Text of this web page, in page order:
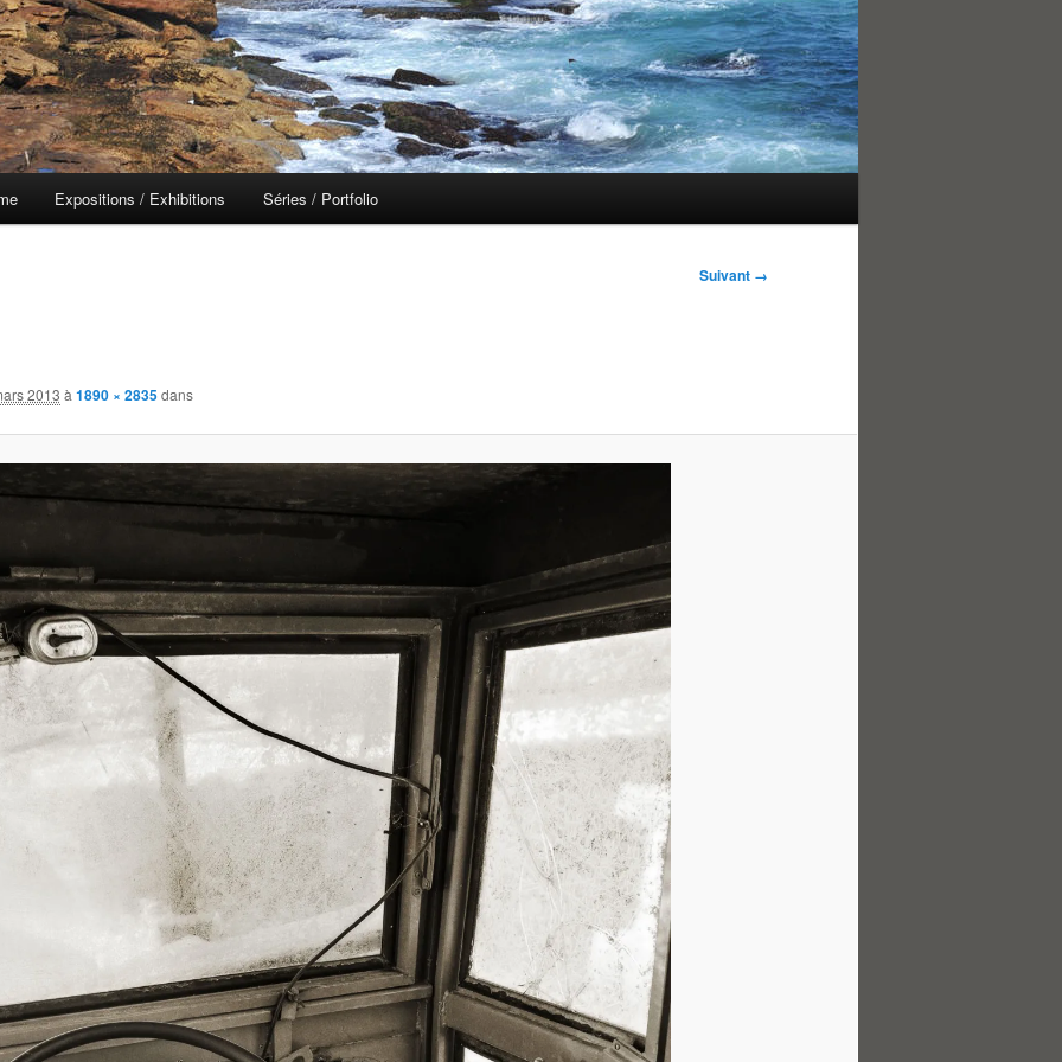
Expositions / Exhibitions Séries / Portfolio
Suivant →
2013 à 1890 × 2835dans